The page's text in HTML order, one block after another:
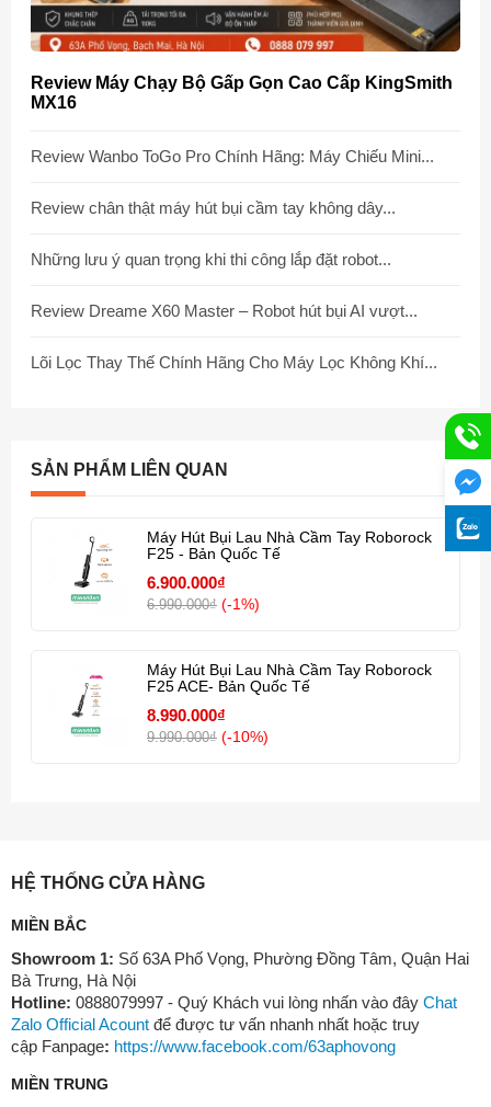
Review Máy Chạy Bộ Gấp Gọn Cao Cấp KingSmith
MX16
Review Wanbo ToGo Pro Chính Hãng: Máy Chiếu Mini...
Review chân thật máy hút bụi cầm tay không dây...
Những lưu ý quan trọng khi thi công lắp đặt robot...
Review Dreame X60 Master – Robot hút bụi AI vượt...
Lõi Lọc Thay Thế Chính Hãng Cho Máy Lọc Không Khí...
SẢN PHẨM LIÊN QUAN
Máy Hút Bụi Lau Nhà Cầm Tay Roborock
F25 - Bản Quốc Tế
6.900.000₫
6.990.000₫ (-1%)
Máy Hút Bụi Lau Nhà Cầm Tay Roborock
F25 ACE- Bản Quốc Tế
8.990.000₫
9.990.000₫ (-10%)
HỆ THỐNG CỬA HÀNG
MIỀN BẮC
Showroom 1: Số 63A Phố Vọng, Phường Đồng Tâm, Quận Hai
Bà Trưng, Hà Nội
Hotline: 0888079997 - Quý Khách vui lòng nhấn vào đây Chat
Zalo Official Acount để được tư vấn nhanh nhất hoặc truy
cập Fanpage: https://www.facebook.com/63aphovong
MIỀN TRUNG